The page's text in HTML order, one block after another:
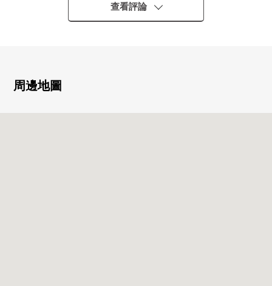
/東武東上線/西武池袋線"池袋"車站35號出口步行13分鐘
○ 2面陽台
查看評論
周邊地圖